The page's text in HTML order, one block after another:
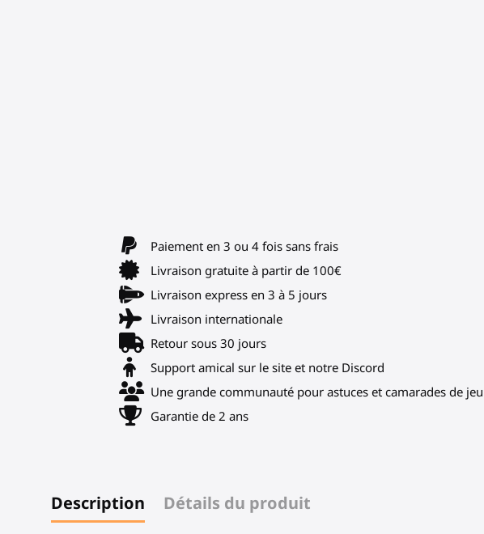
Paiement en 3 ou 4 fois sans frais
Livraison gratuite à partir de 100€
Livraison express en 3 à 5 jours
Livraison internationale
Retour sous 30 jours
Support amical sur le site et notre Discord
Une grande communauté pour astuces et camarades de jeu
Garantie de 2 ans
Description Détails du produit